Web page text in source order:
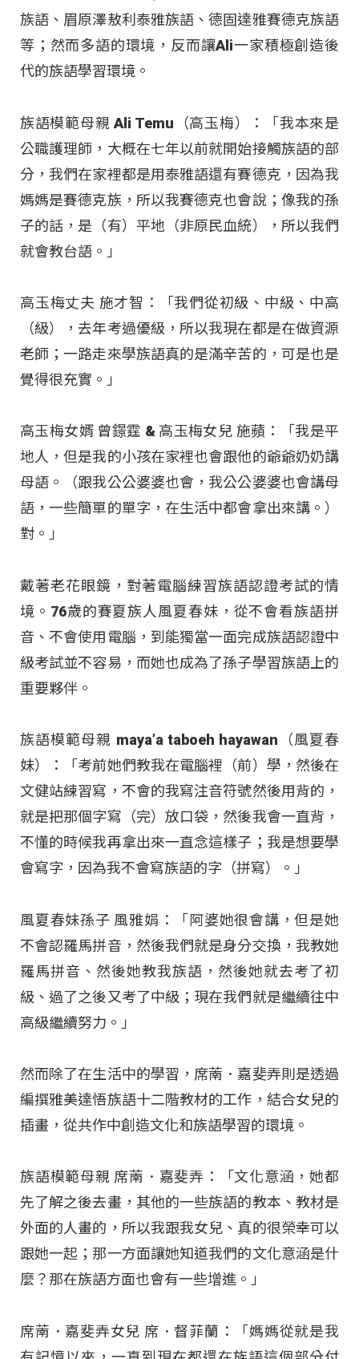
族語、眉原澤敖利泰雅族語、德固達雅賽德克族語
等；然而多語的環境，反而讓Ali一家積極創造後
代的族語學習環境。
族語模範母親 Ali Temu（高玉梅）：「我本來是
公職護理師，大概在七年以前就開始接觸族語的部
分，我們在家裡都是用泰雅語還有賽德克，因為我
媽媽是賽德克族，所以我賽德克也會說；像我的孫
子的話，是（有）平地（非原民血統），所以我們
就會教台語。」
高玉梅丈夫 施才智：「我們從初級、中級、中高
（級），去年考過優級，所以我現在都是在做資源
老師；一路走來學族語真的是滿辛苦的，可是也是
覺得很充實。」
高玉梅女婿 曾鐛霆 & 高玉梅女兒 施蘋：「我是平
地人，但是我的小孩在家裡也會跟他的爺爺奶奶講
母語。（跟我公公婆婆也會，我公公婆婆也會講母
語，一些簡單的單字，在生活中都會拿出來講。）
對。」
戴著老花眼鏡，對著電腦練習族語認證考試的情
境。76歲的賽夏族人風夏春妹，從不會看族語拼
音、不會使用電腦，到能獨當一面完成族語認證中
級考試並不容易，而她也成為了孫子學習族語上的
重要夥伴。
族語模範母親 maya’a taboeh hayawan（風夏春
妹）：「考前她們教我在電腦裡（前）學，然後在
文健站練習寫，不會的我寫注音符號然後用背的，
就是把那個字寫（完）放口袋，然後我會一直背，
不懂的時候我再拿出來一直念這樣子；我是想要學
會寫字，因為我不會寫族語的字（拼寫）。」
風夏春妹孫子 風雅娟：「阿婆她很會講，但是她
不會認羅馬拼音，然後我們就是身分交換，我教她
羅馬拼音、然後她教我族語，然後她就去考了初
級、過了之後又考了中級；現在我們就是繼續往中
高級繼續努力。」
然而除了在生活中的學習，席萳．嘉斐弄則是透過
編撰雅美達悟族語十二階教材的工作，結合女兒的
插畫，從共作中創造文化和族語學習的環境。
族語模範母親 席萳．嘉斐弄：「文化意涵，她都
先了解之後去畫，其他的一些族語的教本、教材是
外面的人畫的，所以我跟我女兒、真的很榮幸可以
跟她一起；那一方面讓她知道我們的文化意涵是什
麼？那在族語方面也會有一些增進。」
席萳．嘉斐弄女兒 席．督菲蘭：「媽媽從就是我